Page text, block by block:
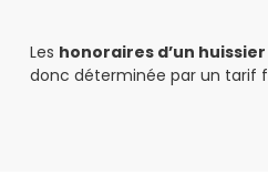
Les honoraires d’un huissier
donc déterminée par un tarif